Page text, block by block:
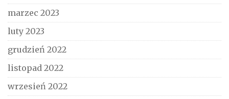
marzec 2023
luty 2023
grudzień 2022
listopad 2022
wrzesień 2022